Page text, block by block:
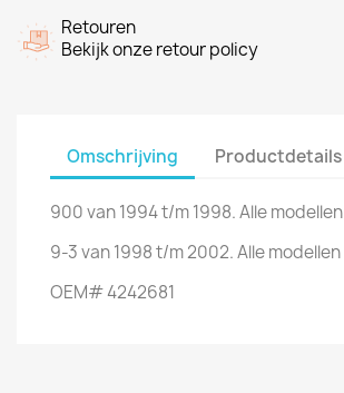
Retouren
Bekijk onze retour policy
Omschrijving Productdetails
900 van 1994 t/m 1998. Alle modellen
9-3 van 1998 t/m 2002. Alle modellen
OEM# 4242681